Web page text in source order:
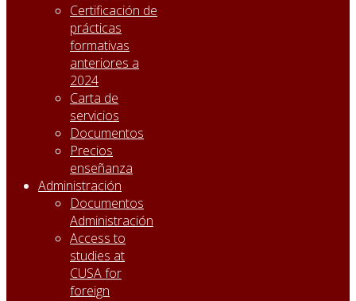
Certificación de
prácticas
formativas
anteriores a
2024
Carta de
servicios
Documentos
Precios
enseñanza
Administración
Documentos
Administración
Access to
studies at
CUSA for
foreign